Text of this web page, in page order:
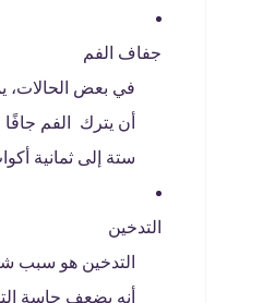
جفاف الفم
في بعض الحالات،
أن يترك الفم
ستة إلى ثمانية
التدخين
التدخين هو سبب
أنه يضعف حاسة